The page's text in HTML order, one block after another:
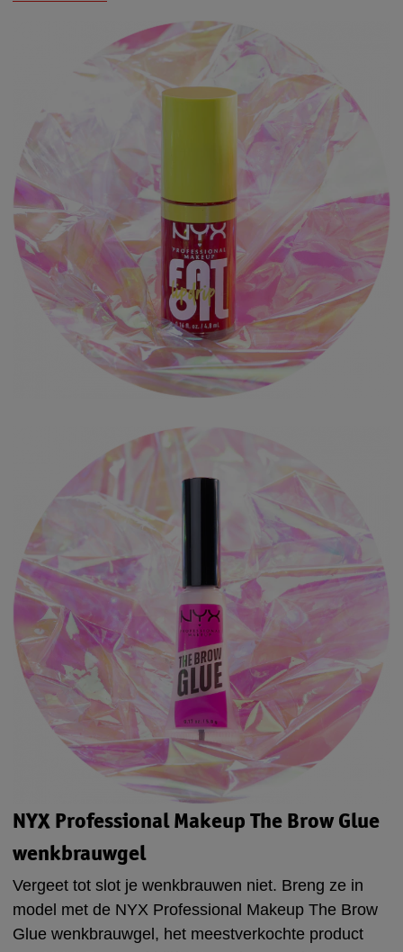
NYX Professional Makeup The Brow Glue
wenkbrauwgel
Vergeet tot slot je wenkbrauwen niet. Breng ze in
model met de NYX Professional Makeup The Brow
Glue wenkbrauwgel, het meestverkochte product